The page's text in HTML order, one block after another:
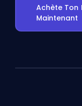
Achète
Maintenant